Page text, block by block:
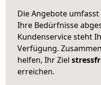
Die Angebote
Ihre Bedürfnisse
Kundenservice steht
Verfügung.
helfen, Ihr Ziel
erreichen.